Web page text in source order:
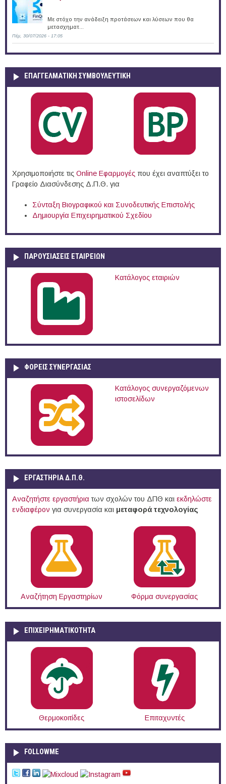
Με στόχο την ανάδειξη προτάσεων και λύσεων που θα
μετασχηματ...
Πέμ, 30/07/2026 - 17:05
ΕΠΑΓΓΕΛΜΑΤΙΚΉ ΣΥΜΒΟΥΛΕΥΤΙΚΉ
Χρησιμοποιήστε τις Online Eφαρμογές που έχει αναπτύξει το
Γραφείο Διασύνδεσης Δ.Π.Θ. για
Σύνταξη Βιογραφικού και Συνοδευτικής Επιστολής
Δημιουργία Επιχειρηματικού Σχεδίου
ΠΑΡΟΥΣΙΆΣΕΙΣ ΕΤΑΙΡΕΙΏΝ
Κατάλογος εταιριών
ΦΟΡΕΙΣ ΣΥΝΕΡΓΑΣΙΑΣ
Κατάλογος συνεργαζόμενων
ιστοσελίδων
ΕΡΓΑΣΤΗΡΙΑ Δ.Π.Θ.
Αναζητήστε εργαστήρια των σχολών του ΔΠΘ και εκδηλώστε
ενδιαφέρον για συνεργασία και μεταφορά τεχνολογίας
Αναζήτηση Εργαστηρίων Φόρμα συνεργασίας
ΕΠΙΧΕΙΡΗΜΑΤΙΚΟΤΗΤΑ
Θερμοκοιτίδες Επιταχυντές
FOLLOWME